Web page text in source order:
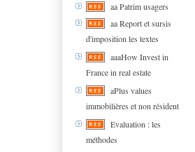
aa Patrim usagers
aa Report et sursis
d'imposition les textes
aaaHow Invest in
France in real estate
aPlus values
immobilières et non résident
Evaluation : les
méthodes